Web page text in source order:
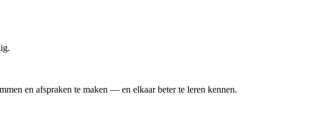
en afspraken te maken — en elkaar beter te leren kennen.